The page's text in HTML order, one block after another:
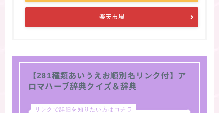
楽天市場
【281種類あいうえお順別名リンク付】ア
ロマハーブ辞典クイズ＆辞典
リンクで詳細を知りたい方はコチラ